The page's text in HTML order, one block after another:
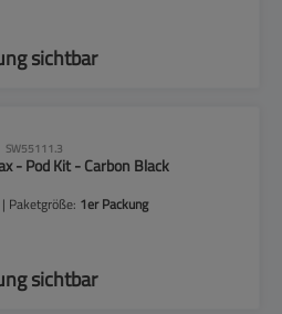
sichtbar
SW55111.3
- Pod Kit - Carbon Black
| Paketgröße: 1er Packung
sichtbar